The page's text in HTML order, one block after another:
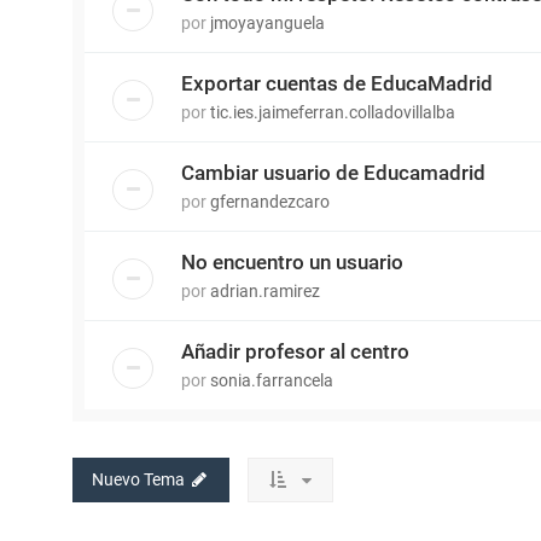
por jmoyayanguela
Exportar cuentas de EducaMadrid
portic.ies.jaimeferran.colladovillalba
Cambiar usuario de Educamadrid
porgfernandezcaro
No encuentro un usuario
poradrian.ramirez
Añadir profesor al centro
por sonia.farrancela
Nuevo Tema